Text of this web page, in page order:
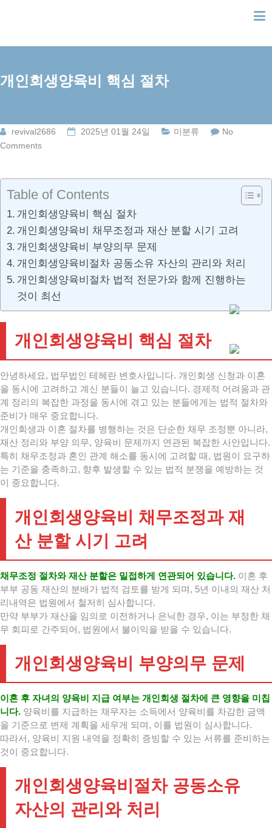
content
개인회생양육비 핵심 절차
revival2686 2025년 01월 24일 미분류
No
Comments
Table of Contents
개인회생양육비 핵심 절차
개인회생양육비 채무조정과 재산 분할 시기 고려
개인회생양육비 부양의무 문제
개인회생양육비절차 공동소유 자산의 관리와 처리
개인회생양육비절차 법적 전문가와 함께 진행하는
것이 최선
개인회생양육비 핵심 절차
안녕하세요, 법무법인 테헤란 변호사입니다. 개인회생 신청과 이혼
을 동시에 고려하고 계신 분들이 늘고 있습니다. 경제적 어려움과 관
계 정리의 복잡한 과정을 동시에 겪고 있는 분들에게는 법적 절차와
준비가 매우 중요합니다.
개인회생과 이혼 절차를 병행하는 것은 단순한 채무 조정뿐 아니라,
재산 정리와 부양 의무, 양육비 문제까지 연관된 복잡한 사안입니다.
특히 채무조정과 혼인 관계 해소를 동시에 고려할 때, 법원이 요구하
는 기준을 충족하고, 향후 발생할 수 있는 법적 분쟁을 예방하는 것
이 중요합니다.
개인회생양육비 채무조정과 재
산 분할 시기 고려
채무조정 절차와 재산 분할은 밀접하게 연관되어 있습니다. 이혼 후
부부 공동 재산의 분배가 법적 검토를 받게 되며, 5년 이내의 재산 처
리내역은 법원에서 철저히 심사합니다.
만약 부부가 재산을 임의로 이전하거나 은닉한 경우, 이는 부정한 채
무 회피로 간주되어, 법원에서 불이익을 받을 수 있습니다.
개인회생양육비 부양의무 문제
이혼 후 자녀의 양육비 지급 여부는 개인회생 절차에 큰 영향을 미칩
니다. 양육비를 지급하는 채무자는 소득에서 양육비를 차감한 금액
을 기준으로 변제 계획을 세우게 되며, 이를 법원이 심사합니다.
따라서, 양육비 지원 내역을 정확히 증빙할 수 있는 서류를 준비하는
것이 중요합니다.
개인회생양육비절차 공동소유
자산의 관리와 처리